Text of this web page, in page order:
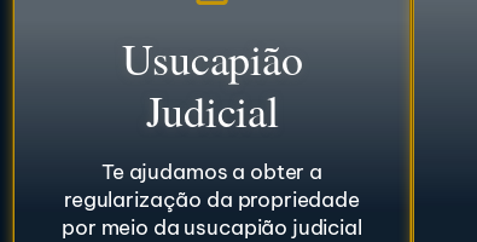
Usucapião
Judicial
Te ajudamos a obter a
regularização da propriedade
por meio da usucapião judicial